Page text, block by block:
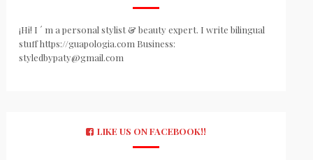
¡Hi! I ´ m a personal stylist & beauty expert. I write bilingual
stuff https://guapologia.com Business:
styledbypaty@gmail.com
LIKE US ON FACEBOOK!!